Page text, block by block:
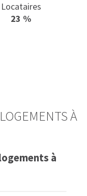
Locataires
23 %
À
à